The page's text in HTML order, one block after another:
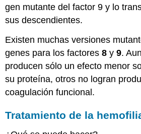
gen mutante del factor 9 y lo
sus descendientes.
Existen muchas versiones
genes para los factores8 y9.
producen sólo un efecto menor
su proteína, otros no logran
coagulación funcional.
Tratamiento de la